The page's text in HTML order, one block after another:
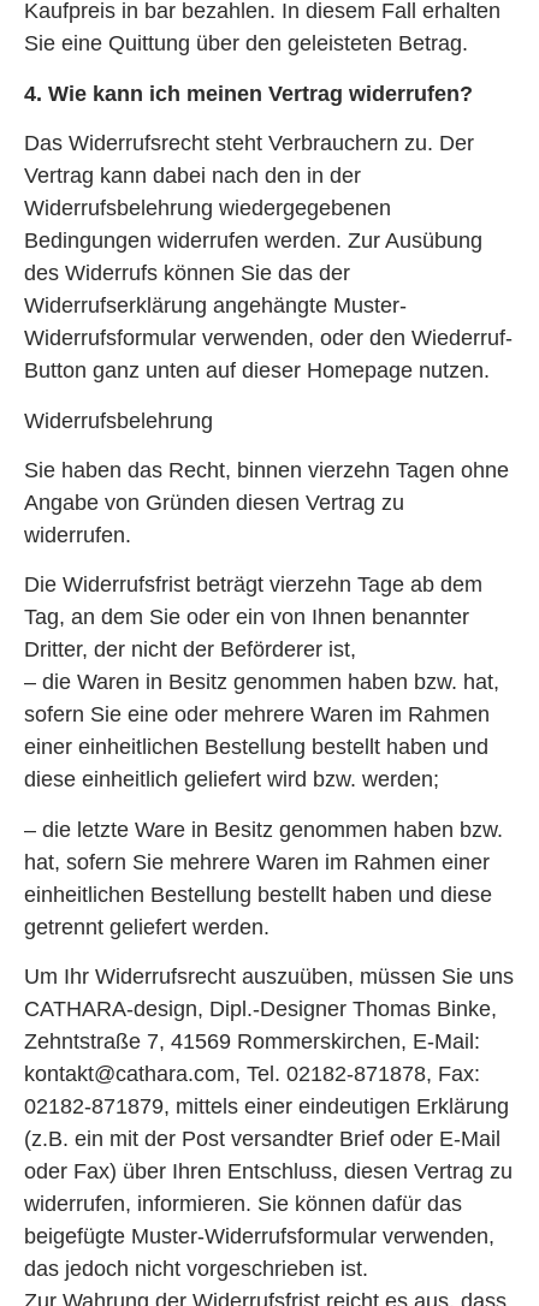
Kaufpreis in bar bezahlen. In diesem Fall erhalten
Sie eine Quittung über den geleisteten Betrag.
4. Wie kann ich meinen Vertrag widerrufen?
Das Widerrufsrecht steht Verbrauchern zu. Der
Vertrag kann dabei nach den in der
Widerrufsbelehrung wiedergegebenen
Bedingungen widerrufen werden. Zur Ausübung
des Widerrufs können Sie das der
Widerrufserklärung angehängte Muster-
Widerrufsformular verwenden, oder den Wiederruf-
Button ganz unten auf dieser Homepage nutzen.
Widerrufsbelehrung
Sie haben das Recht, binnen vierzehn Tagen ohne
Angabe von Gründen diesen Vertrag zu
widerrufen.
Die Widerrufsfrist beträgt vierzehn Tage ab dem
Tag, an dem Sie oder ein von Ihnen benannter
Dritter, der nicht der Beförderer ist,
– die Waren in Besitz genommen haben bzw. hat,
sofern Sie eine oder mehrere Waren im Rahmen
einer einheitlichen Bestellung bestellt haben und
diese einheitlich geliefert wird bzw. werden;
– die letzte Ware in Besitz genommen haben bzw.
hat, sofern Sie mehrere Waren im Rahmen einer
einheitlichen Bestellung bestellt haben und diese
getrennt geliefert werden.
Um Ihr Widerrufsrecht auszuüben, müssen Sie uns
CATHARA-design, Dipl.-Designer Thomas Binke,
Zehntstraße 7, 41569 Rommerskirchen, E-Mail:
kontakt@cathara.com, Tel. 02182-871878, Fax:
02182-871879, mittels einer eindeutigen Erklärung
(z.B. ein mit der Post versandter Brief oder E-Mail
oder Fax) über Ihren Entschluss, diesen Vertrag zu
widerrufen, informieren. Sie können dafür das
beigefügte Muster-Widerrufsformular verwenden,
das jedoch nicht vorgeschrieben ist.